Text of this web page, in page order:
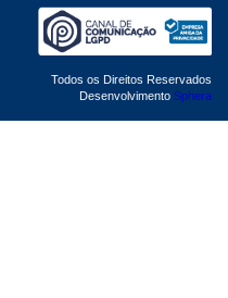
Todos os Direitos Reservados
Desenvolvimento Sphera